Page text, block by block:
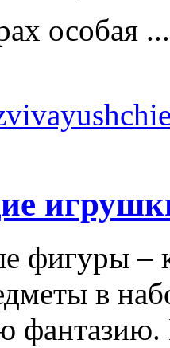
особая ...
фигуры –
в